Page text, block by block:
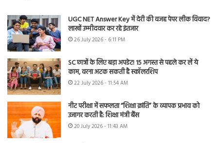
UGC NET Answer Key में देरी की वजह पेपर लीक विवाद?
लाखों उम्मीदवार कर रहे इंतजार
26 July 2026 - 6:11 PM
SC छात्रों के लिए बड़ा अपडेट! 15 अगस्त से पहले कर लें ये
काम, वरना अटक सकती है स्कॉलरशिप
22 July 2026 - 11:54 AM
नीट परीक्षा में सफलता “शिक्षा क्रांति” के व्यापक प्रभाव को
उजागर करती है: शिक्षा मंत्री बैंस
20 July 2026 - 11:43 AM